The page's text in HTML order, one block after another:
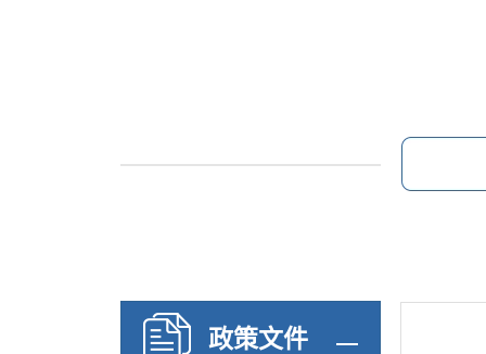
政策文件